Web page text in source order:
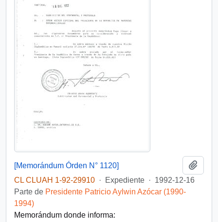
[Memorándum Órden N° 1120]
CL CLUAH 1-92-29910 · Expediente · 1992-12-16
Parte de Presidente Patricio Aylwin Azócar (1990-
1994)
Memorándum donde informa: